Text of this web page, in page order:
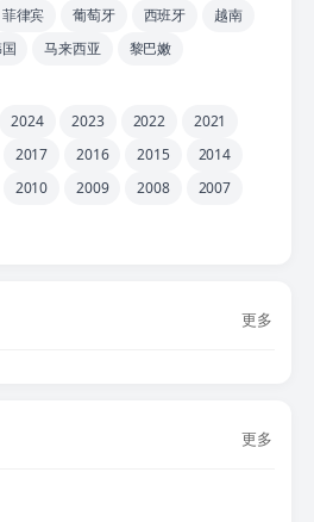
菲律宾 葡萄牙 西班牙
越南
马来西亚 黎巴嫩
2024 2023 2022
2021
2017 2016 2015
2014
2010 2009 2008
2007
更多
更多